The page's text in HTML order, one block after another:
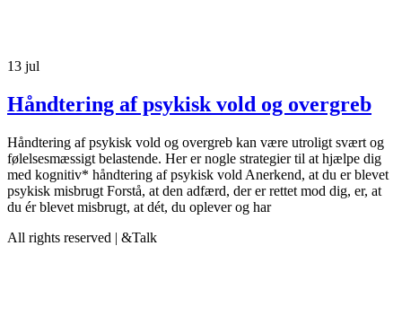
13 jul
Håndtering af psykisk vold og overgreb
Håndtering af psykisk vold og overgreb kan være utroligt svært og
følelsesmæssigt belastende. Her er nogle strategier til at hjælpe dig
med kognitiv* håndtering af psykisk vold Anerkend, at du er blevet
psykisk misbrugt Forstå, at den adfærd, der er rettet mod dig, er, at
du ér blevet misbrugt, at dét, du oplever og har
All rights reserved | &Talk